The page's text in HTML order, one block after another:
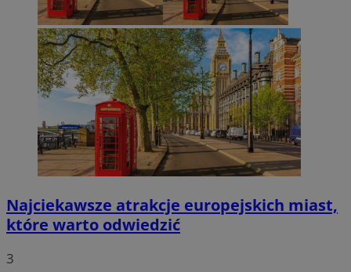
Najciekawsze atrakcje europejskich miast,
które warto odwiedzić
3